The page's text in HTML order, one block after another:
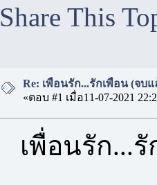
Share This
Re: เพื่อนรัก...รักเพื่อน (จบแ
«ตอบ #1 เมื่อ11-07-2021
เพื่อนรัก...รั